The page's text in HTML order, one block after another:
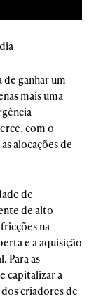
ganhar um
mais uma
com o
alocações de
de
de alto
na
e a aquisição
Para as
capitalizar a
criadores de